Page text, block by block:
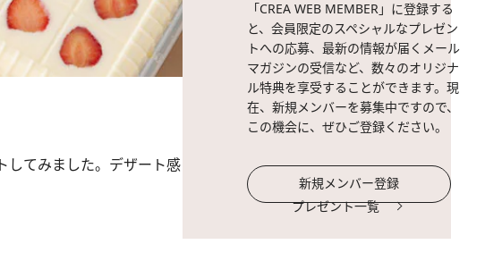
してみました。デザート感
「CREA WEB MEMBER」に登録する
と、会員限定のスペシャルなプレゼン
トへの応募、最新の情報が届くメール
マガジンの受信など、数々のオリジナ
ル特典を享受することができます。現
在、新規メンバーを募集中ですので、
この機会に、ぜひご登録ください。
新規メンバー登録
プレゼント一覧